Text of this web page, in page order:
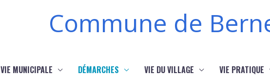
Commune de
VIE MUNICIPALE DÉMARCHES VIE DU VILLAGE VIE PRATIQUE